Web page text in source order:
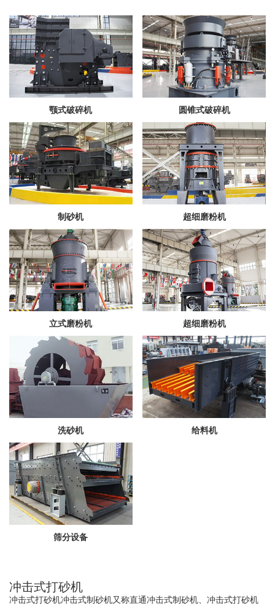
颚式破碎机 圆锥式破碎机
制砂机 超细磨粉机
立式磨粉机 超细磨粉机
洗砂机 给料机
筛分设备
冲击式打砂机
冲击式打砂机冲击式制砂机又称直通冲击式制砂机、冲击式打砂机